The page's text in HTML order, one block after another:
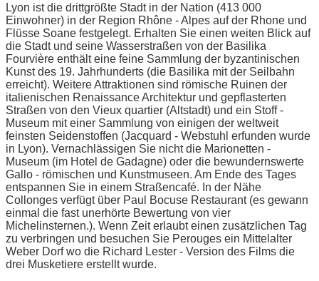
Lyon ist die drittgrößte Stadt in der Nation (413 000
Einwohner) in der Region Rhône - Alpes auf der Rhone und
Flüsse Soane festgelegt. Erhalten Sie einen weiten Blick auf
die Stadt und seine Wasserstraßen von der Basilika
Fourvière enthält eine feine Sammlung der byzantinischen
Kunst des 19. Jahrhunderts (die Basilika mit der Seilbahn
erreicht). Weitere Attraktionen sind römische Ruinen der
italienischen Renaissance Architektur und gepflasterten
Straßen von den Vieux quartier (Altstadt) und ein Stoff -
Museum mit einer Sammlung von einigen der weltweit
feinsten Seidenstoffen (Jacquard - Webstuhl erfunden wurde
in Lyon). Vernachlässigen Sie nicht die Marionetten -
Museum (im Hotel de Gadagne) oder die bewundernswerte
Gallo - römischen und Kunstmuseen. Am Ende des Tages
entspannen Sie in einem Straßencafé. In der Nähe
Collonges verfügt über Paul Bocuse Restaurant (es gewann
einmal die fast unerhörte Bewertung von vier
Michelinsternen.). Wenn Zeit erlaubt einen zusätzlichen Tag
zu verbringen und besuchen Sie Perouges ein Mittelalter
Weber Dorf wo die Richard Lester - Version des Films die
drei Musketiere erstellt wurde.